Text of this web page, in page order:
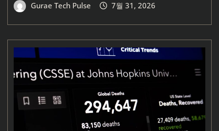
Gurae Tech Pulse 7월 31, 2026